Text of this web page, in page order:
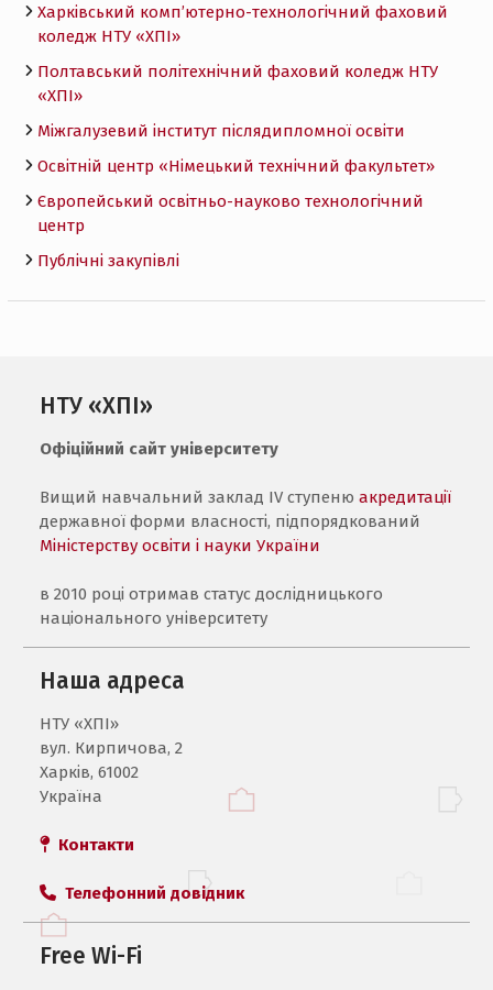
Харківський комп’ютерно-технологічний фаховий
коледж НТУ «ХПI»
Полтавський політехнічний фаховий коледж НТУ
«ХПI»
Міжгалузевий інститут післядипломної освіти
Освітній центр «Німецький технічний факультет»
Європейський освітньо-науково технологічний
центр
Публічні закупівлі
НТУ «ХПІ»
Офіційний сайт університету
Вищий навчальний заклад IV ступенюакредитації
державної форми власності, підпорядкований
Міністерству освіти і науки України
в 2010 році отримав статус дослідницького
національного університету
Наша адреса
НТУ «ХПI»
вул. Кирпичова, 2
Харків, 61002
Україна
Контакти
Телефонний довідник
Free Wi-Fi